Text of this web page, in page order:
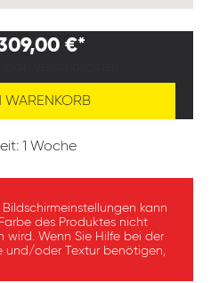
€*
WARENKORB
1 Woche
kann
des Produktes nicht
Wenn Sie Hilfe bei der
und/oder Textur benötigen,